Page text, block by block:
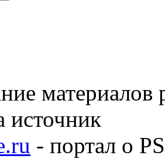
материалов
источник
- портал о